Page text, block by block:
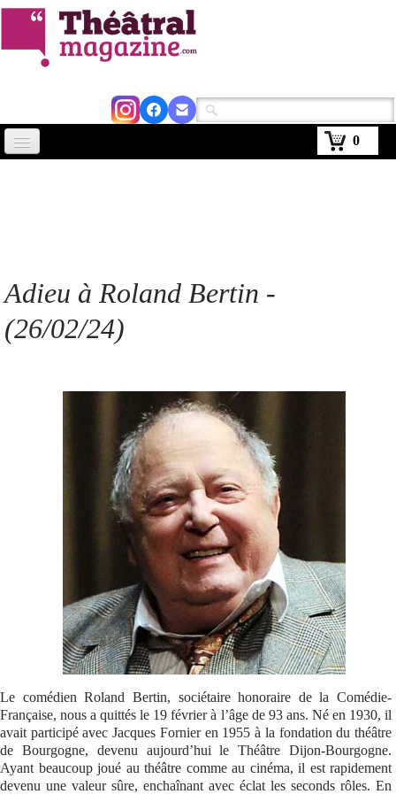
0
Adieu à Roland Bertin -
(26/02/24)
Le comédien Roland Bertin, sociétaire honoraire de la Comédie-
Française, nous a quittés le 19 février à l’âge de 93 ans. Né en 1930, il
avait participé avec Jacques Fornier en 1955 à la fondation du théâtre
de Bourgogne, devenu aujourd’hui le Théâtre Dijon-Bourgogne.
Ayant beaucoup joué au théâtre comme au cinéma, il est rapidement
devenu une valeur sûre, enchaînant avec éclat les seconds rôles. En